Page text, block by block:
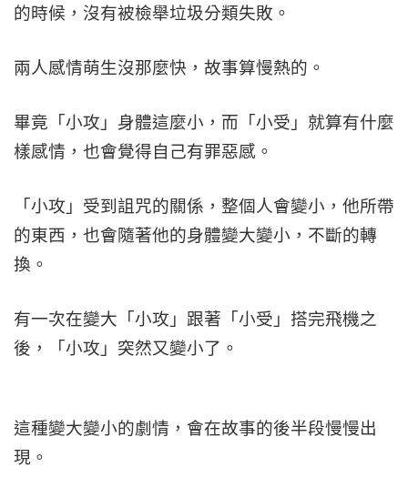
的時候，沒有被檢舉垃圾分類失敗。
兩人感情萌生沒那麼快，故事算慢熱的。
畢竟「小攻」身體這麼小，而「小受」就算有什麼
樣感情，也會覺得自己有罪惡感。
「小攻」受到詛咒的關係，整個人會變小，他所帶
的東西，也會隨著他的身體變大變小，不斷的轉
換。
有一次在變大「小攻」跟著「小受」搭完飛機之
後，「小攻」突然又變小了。
這種變大變小的劇情，會在故事的後半段慢慢出
現。